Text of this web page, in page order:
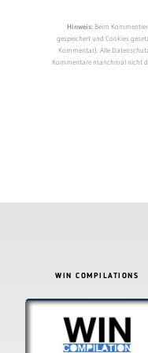
Hinweis:Beim
gespeichert und Cookies
Kommentar). Alle
Kommentare manchmal nicht
WIN COMPILATIONS